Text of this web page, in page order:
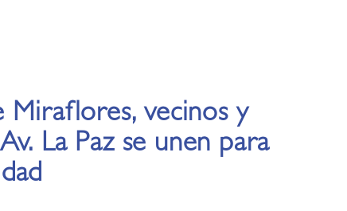
Miraflores, vecinos y
La Paz se unen para